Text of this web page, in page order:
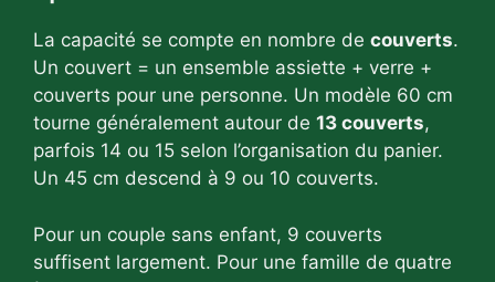
La capacité se compte en nombre de couverts.
Un couvert = un ensemble assiette + verre +
couverts pour une personne. Un modèle 60 cm
tourne généralement autour de 13 couverts,
parfois 14 ou 15 selon l’organisation du panier.
Un 45 cm descend à 9 ou 10 couverts.
Pour un couple sans enfant, 9 couverts
suffisent largement. Pour une famille de quatre